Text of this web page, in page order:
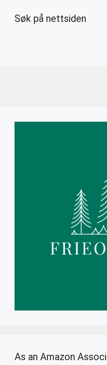
Søk på nettsiden
As an Amazon